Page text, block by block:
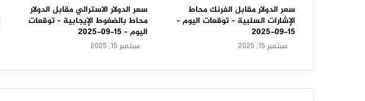
ا
ل
د
و
سعر الدولار مقابل الفرنك محاط
الإشارات السلبية – توقعات اليوم –
15-09-2025
سبتمبر 15, 2025
سعر الدولار الاسترالي مقابل الدولار
محاط بالضغوط الإيجابية – توقعات
اليوم – 15-09-2025
سبتمبر 15, 2025